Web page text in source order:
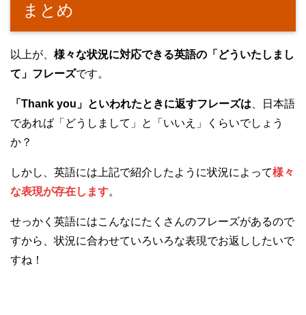
まとめ
以上が、 様々な状況に対応できる英語の「どういたしまし
て」フレーズです。
「Thank you」といわれたときに返すフレーズは 、日本語
であれば「どうしまして」と「いいえ」くらいでしょう
か？
しかし、英語には上記で紹介したように状況によって様々
な表現が存在します。
せっかく英語にはこんなにたくさんのフレーズがあるので
すから、状況に合わせていろいろな表現でお返ししたいで
すね！